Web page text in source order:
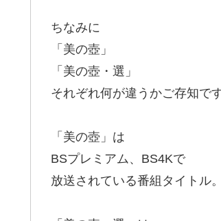
ちなみに
「美の壺」
「美の壺・選」
それぞれ何が違うかご存知で
「美の壺」は
BSプレミアム、BS4Kで
放送されている番組タイトル。